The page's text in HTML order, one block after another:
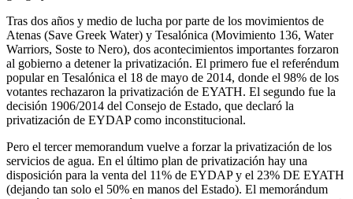
Tras dos años y medio de lucha por parte de los movimientos de
Atenas (Save Greek Water) y Tesalónica (Movimiento 136, Water
Warriors, Soste to Nero), dos acontecimientos importantes forzaron
al gobierno a detener la privatización. El primero fue el referéndum
popular en Tesalónica el 18 de mayo de 2014, donde el 98% de los
votantes rechazaron la privatización de EYATH. El segundo fue la
decisión 1906/2014 del Consejo de Estado, que declaró la
privatización de EYDAP como inconstitucional.
Pero el tercer memorandum vuelve a forzar la privatización de los
servicios de agua. En el último plan de privatización hay una
disposición para la venta del 11% de EYDAP y el 23% DE EYATH
(dejando tan solo el 50% en manos del Estado). El memorándum